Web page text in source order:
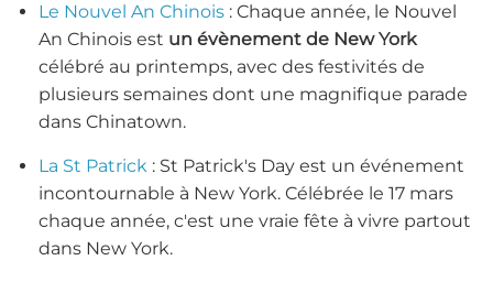
Le Nouvel An Chinois : Chaque année, le Nouvel
An Chinois est un évènement de New York
célébré au printemps, avec des festivités de
plusieurs semaines dont une magnifique parade
dans Chinatown.
La St Patrick : St Patrick's Day est un événement
incontournable à New York. Célébrée le 17 mars
chaque année, c'est une vraie fête à vivre partout
dans New York.